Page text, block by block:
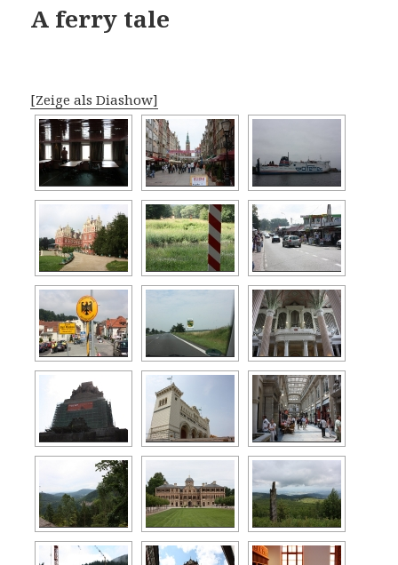
A ferry tale
[Zeige als Diashow]